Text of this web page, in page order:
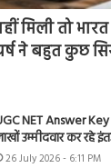
मिली तो
ने बहुत कुछ
NET Answer
उम्मीदवार कर रहे
26 July 2026 - 6:11 PM